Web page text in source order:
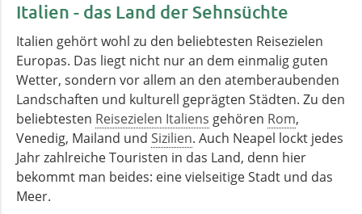
Italien - das Land der Sehnsüchte
Italien gehört wohl zu den beliebtesten Reisezielen
Europas. Das liegt nicht nur an dem einmalig guten
Wetter, sondern vor allem an den atemberaubenden
Landschaften und kulturell geprägten Städten. Zu den
beliebtesten Reisezielen Italiens gehören Rom,
Venedig, Mailand und Sizilien. Auch Neapel lockt jedes
Jahr zahlreiche Touristen in das Land, denn hier
bekommt man beides: eine vielseitige Stadt und das
Meer.